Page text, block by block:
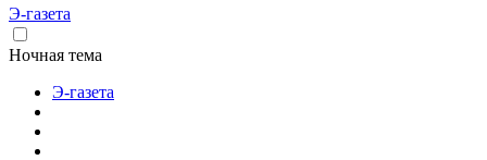
Э-газета
Ночная тема
Э-газета